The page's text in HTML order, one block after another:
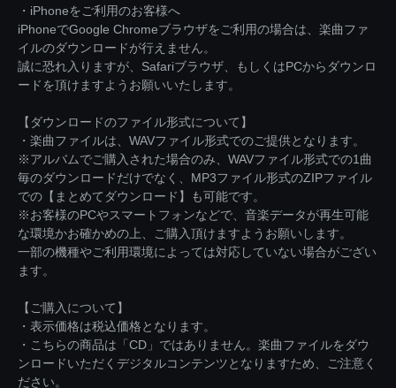
・iPhoneをご利用のお客様へ
iPhoneでGoogle Chromeブラウザをご利用の場合は、楽曲ファ
イルのダウンロードが行えません。
誠に恐れ入りますが、Safariブラウザ、もしくはPCからダウンロ
ードを頂けますようお願いいたします。
【ダウンロードのファイル形式について】
・楽曲ファイルは、WAVファイル形式でのご提供となります。
※アルバムでご購入された場合のみ、WAVファイル形式での1曲
毎のダウンロードだけでなく、MP3ファイル形式のZIPファイル
での【まとめてダウンロード】も可能です。
※お客様のPCやスマートフォンなどで、音楽データが再生可能
な環境かお確かめの上、ご購入頂けますようお願いします。
一部の機種やご利用環境によっては対応していない場合がござい
ます。
【ご購入について】
・表示価格は税込価格となります。
・こちらの商品は「CD」ではありません。楽曲ファイルをダウ
ンロードいただくデジタルコンテンツとなりますため、ご注意く
ださい。